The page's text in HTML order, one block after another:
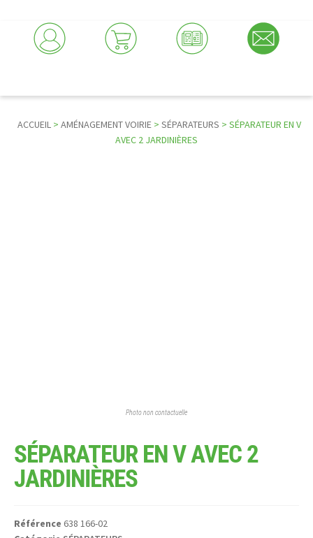
ACCUEIL> AMÉNAGEMENT VOIRIE> SÉPARATEURS > SÉPARATEUR EN V
AVEC 2 JARDINIÈRES
Photo non contactuelle
SÉPARATEUR EN V AVEC 2
JARDINIÈRES
Référence 638 166-02